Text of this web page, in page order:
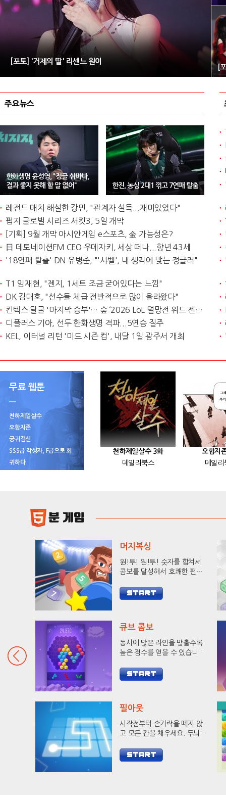
[포토] '거제의 딸' 리센느 원이
주요뉴스
한화생명 윤성영, "정글 쉬바나,
결과 좋지 못해 할 말 없어"
한진, 농심 2대1 꺾고 7연패 탈출
레전드 매치 해설한 강민, "관계자 설득...재미있었다"
펍지 글로벌 시리즈 서킷3, 5일 개막
[기획] 9월 개막 아시안게임 e스포츠, 金 가능성은?
日 데토네이션FM CEO 우메자키, 세상 떠나...향년 43세
'18연패 탈출' DN 유병준, "'샤벨', 내 생각에 맞는 정글러"
T1 임재현, "젠지, 1세트 조금 굳어있다는 느낌"
DK 김대호, "선수들 체급 전반적으로 많이 올라왔다"
킨텍스 달굴 '마지막 승부'… 숲 ‘2026 LoL 멸망전 위드 젠지’ 1일 대단원
디플러스 기아, 선두 한화생명 격파...5연승 질주
KEL, 이터널 리턴 '미드 시즌 컵', 내달 1일 광주서 개최
무료 웹툰
천하제일살수
오합지존
궁귀검신
SSS급 각성자, F급으로 회
귀하다
천하제일살수 3화
데일리북스
오합지
데일리
머지복싱
원!투! 원!투! 숫자를 합쳐서
콤보를 달성해서 호쾌한 펀치
큐브 콤보
동시에 많은 라인을 맞출수록
높은 점수를 얻을 수 있습니다.
도전해 보세요.
필아웃
시작점부터 손가락을 떼지 않
고 모든 칸을 채우세요. 두뇌
당신의 두뇌를 개발하세요.